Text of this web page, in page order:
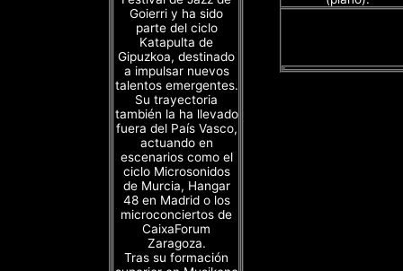
Goierri y ha sido
parte del ciclo
Katapulta de
Gipuzkoa, destinado
a impulsar nuevos
talentos emergentes.
Su trayectoria
también la ha llevado
fuera del País Vasco,
actuando en
escenarios como el
ciclo Microsonidos
de Murcia, Hangar
48 en Madrid o los
microconciertos de
CaixaForum
Zaragoza.
Tras su formación